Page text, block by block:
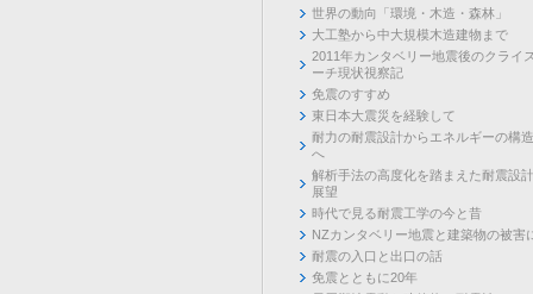
世界の動向「環境・木造・森林」
大工塾から中大規模木造建物まで
2011年カンタベリー地震後のクライ
ーチ現状視察記
免震のすすめ
東日本大震災を経験して
耐力の耐震設計からエネルギーの構
へ
解析手法の高度化を踏まえた耐震設
展望
時代で見る耐震工学の今と昔
NZカンタベリー地震と建築物の被害
耐震の入口と出口の話
免震とともに20年